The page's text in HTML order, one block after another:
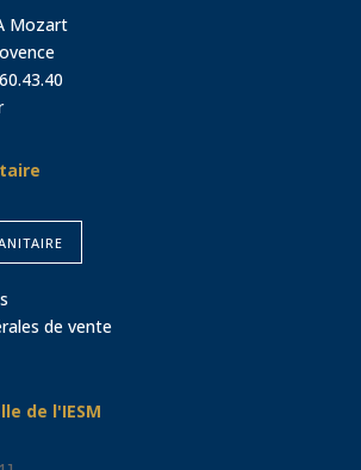
Mozart
de vente
de l'IESM